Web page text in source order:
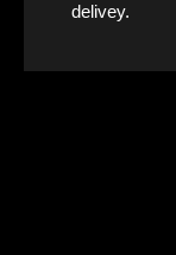
delivey.